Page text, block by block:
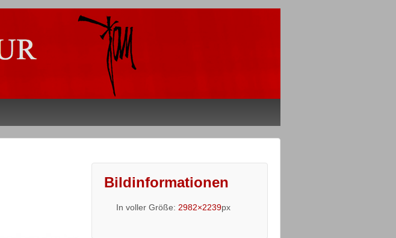
Bildinformationen
In voller Größe: 2982×2239px